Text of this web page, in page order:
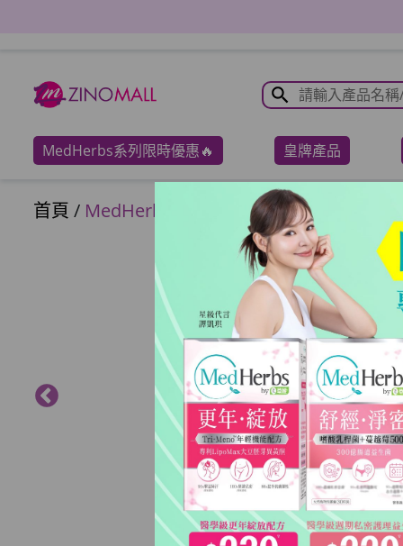
MedHerbs系列限時優惠🔥 皇牌產品
首頁 / MedHerbs醫學級全效止痛護關配方